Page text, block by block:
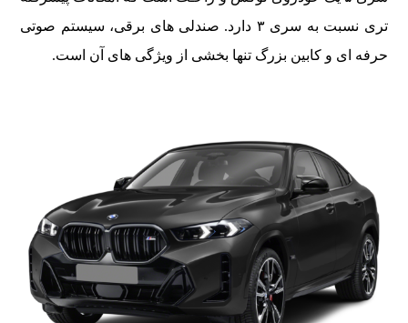
تری نسبت به سری ۳ دارد. صندلی های برقی، سيستم صوتی
حرفه ای و کابین بزرگ تنها بخشی از ويژگی های آن است.